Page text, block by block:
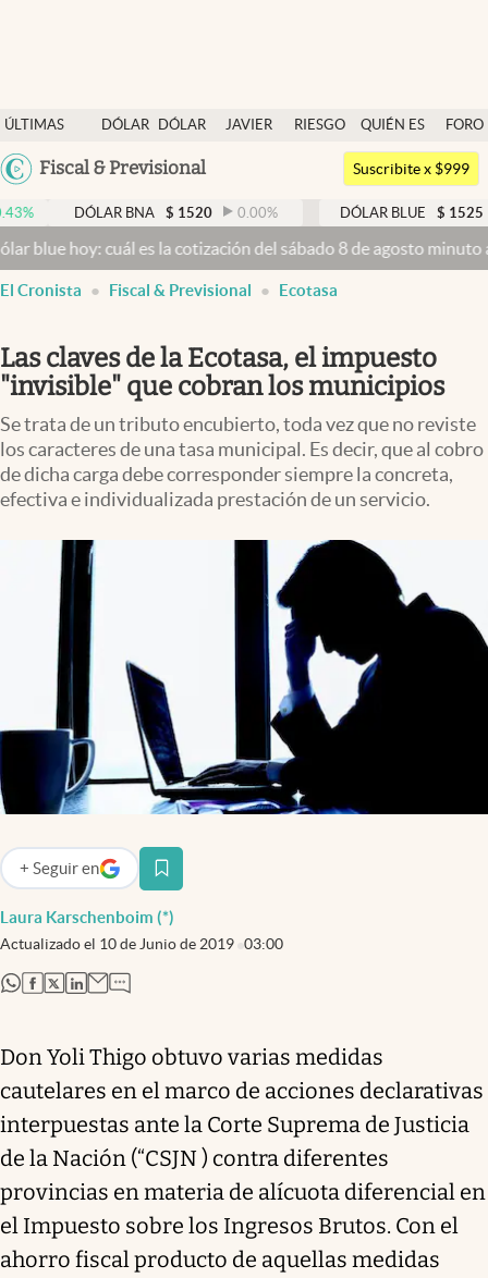
ÚLTIMAS
NOTICIAS
DÓLAR
DÓLAR
JAVIER
RIESGO
QUIÉN ES
QUIÉN
FORO
Argentina
México
Fiscal & Previsional
Dólar
Members
Economía y Política
Finanzas y Mercados
Mercados Online
Columnistas
Otras secciones
Apertura
Infotechnology
Clase
Mundial 2026
Eventos Corporativos
El Cronista Studio
abre en nueva pestaña
Argentina
Suscribite x $999
DÓLAR BNA $ 1520 0.00 % DÓLAR BLUE $ 1525 -
hoy: cuál es la cotización del sábado 8 de agosto minuto a
El Cronista Fiscal & Previsional Ecotasa
Las claves de la Ecotasa, el impuesto
"invisible" que cobran los municipios
Se trata de un tributo encubierto, toda vez que no reviste
los caracteres de una tasa municipal. Es decir, que al cobro
de dicha carga debe corresponder siempre la concreta,
efectiva e individualizada prestación de un servicio.
Laura Karschenboim (*)
Actualizado el 10 de Junio de 2019 03:00
+ Seguir en
abre en nueva pestaña
abre en nueva pestaña
abre en nueva pestaña
abre en nueva pestaña
abre en nueva pestaña
Don Yoli Thigo obtuvo varias medidas
cautelares en el marco de acciones declarativas
interpuestas ante la Corte Suprema de Justicia
de la Nación (“CSJN ) contra diferentes
provincias en materia de alícuota diferencial en
el Impuesto sobre los Ingresos Brutos. Con el
ahorro fiscal producto de aquellas medidas